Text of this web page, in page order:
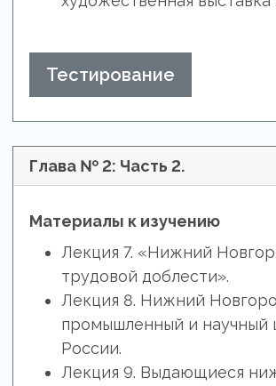
Тестирование
Глава № 2: Часть 2.
Материалы к изучению
Лекция 7. «Нижний
трудовой доблести».
Лекция 8. Нижний
промышленный и научный
России.
Лекция 9. Выдающиеся